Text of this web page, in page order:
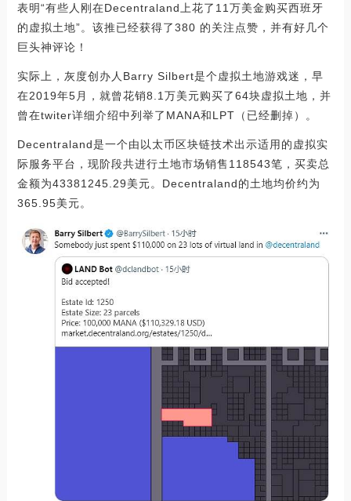
表明“有些人刚在Decentraland上花了11万美金购买西班牙
的虚拟土地”。该推已经获得了380 的关注点赞，并有好几个
巨头神评论！
实际上，灰度创办人Barry Silbert是个虚拟土地游戏迷，早
在2019年5月，就曾花销8.1万美元购买了64块虚拟土地，并
曾在twiter详细介绍中列举了MANA和LPT（已经删掉）。
Decentraland是一个由以太币区块链技术出示适用的虚拟实
际服务平台，现阶段共进行土地市场销售118543笔，买卖总
金额为43381245.29美元。Decentraland的土地均价约为
365.95美元。